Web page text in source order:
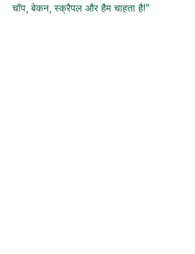
चॉप, बेकन, स्क्रैपल और हैम चाहता है!"